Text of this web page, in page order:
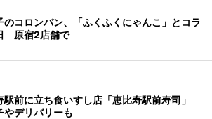
のコロンバン、「ふくふくにゃんこ」とコラ
原宿2店舗で
駅前に立ち食いすし店「恵比寿駅前寿司」
やデリバリーも